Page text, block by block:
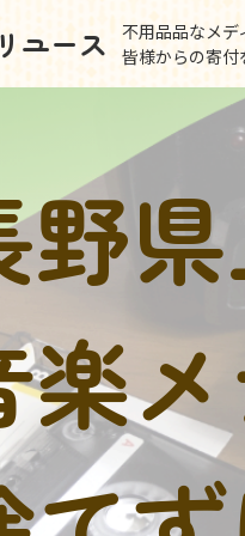
ユース
不用品品なメデ
皆様からの寄付
野
楽